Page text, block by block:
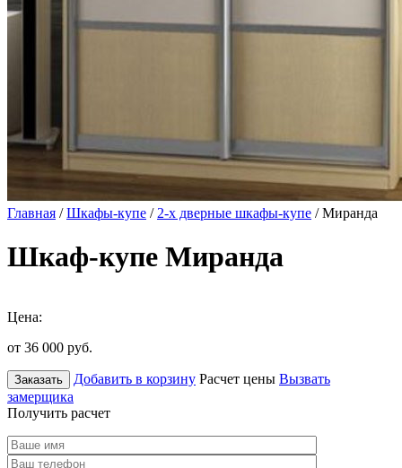
Главная /Шкафы-купе / 2-х дверные шкафы-купе / Миранда
Шкаф-купе Миранда
Цена:
от 36 000 руб.
Заказать Добавить в корзину Расчет цены Вызвать
замерщика
Получить расчет